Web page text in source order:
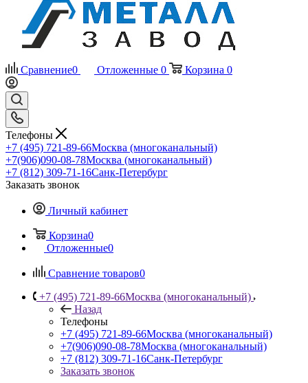
Сравнение0 Отложенные 0 Корзина 0
Телефоны
+7 (495) 721-89-66Москва (многоканальный)
+7(906)090-08-78Москва (многоканальный)
+7 (812) 309-71-16Санк-Петербург
Заказать звонок
Личный кабинет
Корзина0
Отложенные0
Сравнение товаров0
+7 (495) 721-89-66Москва (многоканальный)
Назад
Телефоны
+7 (495) 721-89-66Москва (многоканальный)
+7(906)090-08-78Москва (многоканальный)
+7 (812) 309-71-16Санк-Петербург
Заказать звонок